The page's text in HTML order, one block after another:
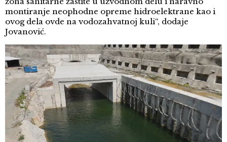
montiranje neophodne opreme hidroelektrane kao i
ovog dela ovde na vodozahvatnoj kuli“, dodaje
Jovanović.